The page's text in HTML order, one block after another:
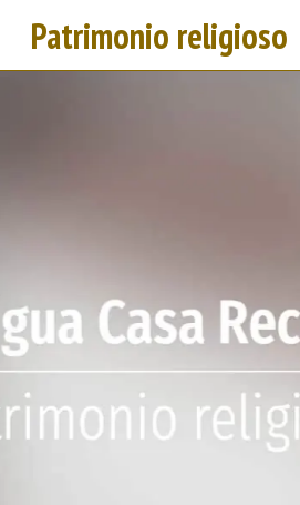
Patrimonio religioso